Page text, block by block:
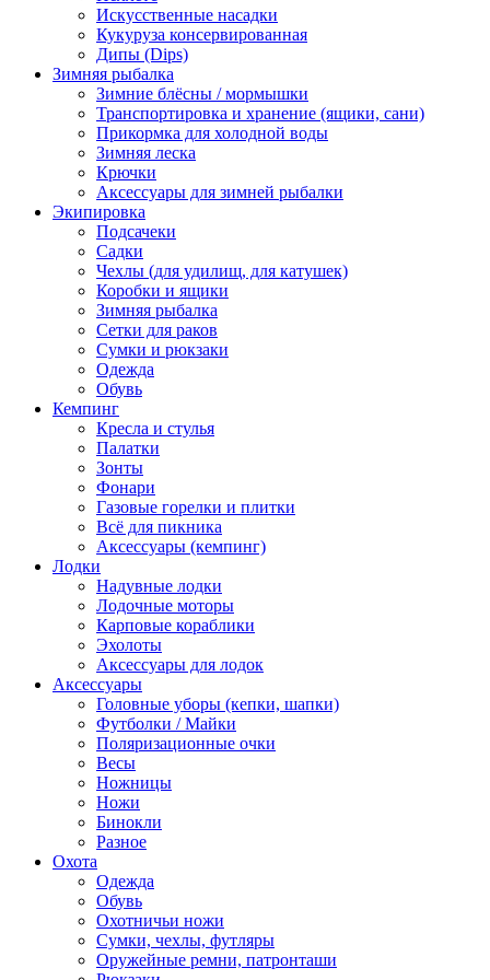
Искусственные насадки
Кукуруза консервированная
Дипы (Dips)
Зимняя рыбалка
Зимние блёсны / мормышки
Транспортировка и хранение (ящики, сани)
Прикормка для холодной воды
Зимняя леска
Крючки
Аксессуары для зимней рыбалки
Экипировка
Подсачеки
Садки
Чехлы (для удилищ, для катушек)
Коробки и ящики
Зимняя рыбалка
Сетки для раков
Сумки и рюкзаки
Одежда
Обувь
Кемпинг
Кресла и стулья
Палатки
Зонты
Фонари
Газовые горелки и плитки
Всё для пикника
Аксессуары (кемпинг)
Лодки
Надувные лодки
Лодочные моторы
Карповые кораблики
Эхолоты
Аксессуары для лодок
Аксессуары
Головные уборы (кепки, шапки)
Футболки / Майки
Поляризационные очки
Весы
Ножницы
Ножи
Бинокли
Разное
Охота
Одежда
Обувь
Охотничьи ножи
Сумки, чехлы, футляры
Оружейные ремни, патронташи